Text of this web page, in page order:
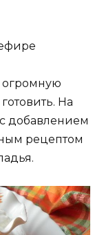
На
добавлением
рецептом